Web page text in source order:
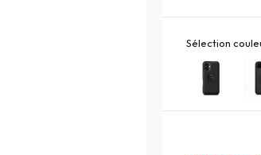
Sélection